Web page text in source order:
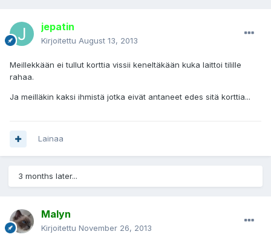
jepatin
Kirjoitettu August 13, 2013
Meillekkään ei tullut korttia vissii keneltäkään kuka laittoi tilille
rahaa.
Ja meilläkin kaksi ihmistä jotka eivät antaneet edes sitä korttia...
Lainaa
3 months later...
Malyn
Kirjoitettu November 26, 2013